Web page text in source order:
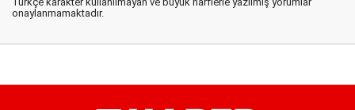
onaylanmamaktadır.